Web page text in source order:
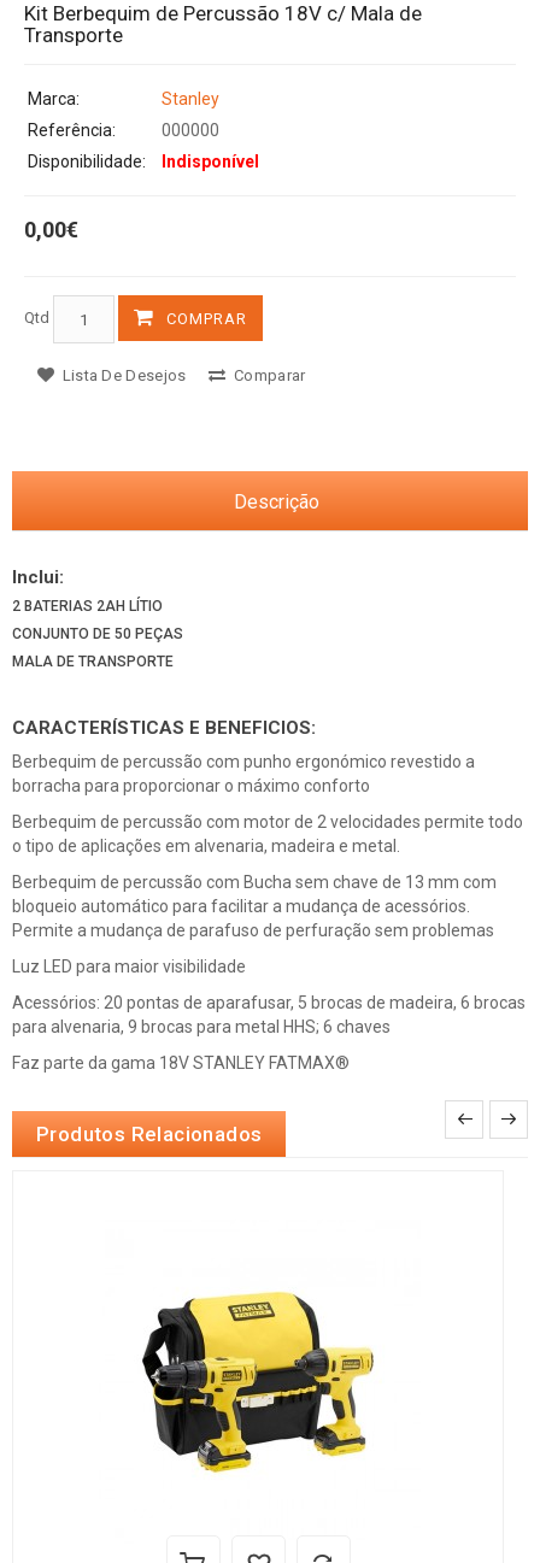
Kit Berbequim de Percussão 18V c/ Mala de
Transporte
Marca:
Stanley
Referência:
000000
Disponibilidade:
Indisponível
0,00€
Qtd COMPRAR
Lista De Desejos Comparar
Descrição
Inclui:
2 BATERIAS 2AH LÍTIO
CONJUNTO DE 50 PEÇAS
MALA DE TRANSPORTE
CARACTERÍSTICAS E BENEFICIOS:
Berbequim de percussão com punho ergonómico revestido a
borracha para proporcionar o máximo conforto
Berbequim de percussão com motor de 2 velocidades permite todo
o tipo de aplicações em alvenaria, madeira e metal.
Berbequim de percussão com Bucha sem chave de 13 mm com
bloqueio automático para facilitar a mudança de acessórios.
Permite a mudança de parafuso de perfuração sem problemas
Luz LED para maior visibilidade
Acessórios: 20 pontas de aparafusar, 5 brocas de madeira, 6 brocas
para alvenaria, 9 brocas para metal HHS; 6 chaves
Faz parte da gama 18V STANLEY FATMAX®
Produtos Relacionados